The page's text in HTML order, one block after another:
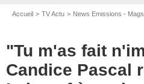
Accueil TV Actu News Emissions - Mags
"Tu m'as fait
Candice Pascal